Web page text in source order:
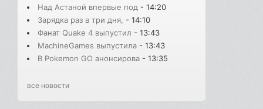
Над Астаной впервые под - 14:20
Зарядка раз в три дня, - 14:10
Фанат Quake 4 выпустил - 13:43
MachineGames выпустила - 13:43
В Pokemon GO анонсирова - 13:35
все новости